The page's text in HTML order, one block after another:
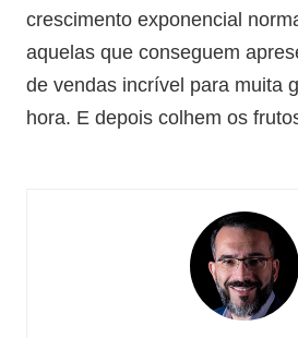
crescimento exponencial
aquelas que conseguem
de vendas incrível para muita
hora. E depois colhem os